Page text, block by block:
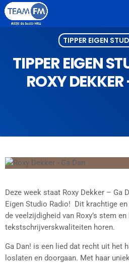
TIPPER EIGEN
TIPPER EIGEN
ROXY
Deze week staat Roxy Dekker – Ga
Eigen Studio Radio! Dit krachtige
de veelzijdigheid van Roxy’s stem
tekstschrijverskwaliteiten horen.
Ga Dan! is een lied dat recht uit het
loslaten en doorgaan. Met haar